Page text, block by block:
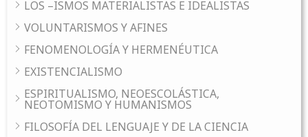
LOS –ISMOS MATERIALISTAS E IDEALISTAS
VOLUNTARISMOS Y AFINES
FENOMENOLOGÍA Y HERMENÉUTICA
EXISTENCIALISMO
ESPIRITUALISMO, NEOESCOLÁSTICA,
NEOTOMISMO Y HUMANISMOS
FILOSOFÍA DEL LENGUAJE Y DE LA CIENCIA